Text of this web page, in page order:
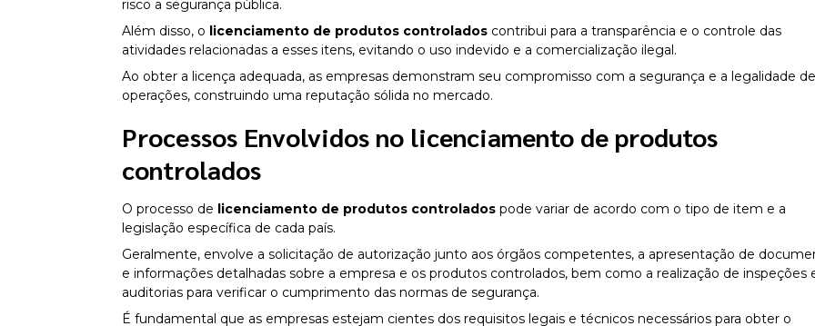
risco a segurança pública.
Além disso, o licenciamento de produtos controlados contribui para a transparência e o controle das
atividades relacionadas a esses itens, evitando o uso indevido e a comercialização ilegal.
Ao obter a licença adequada, as empresas demonstram seu compromisso com a segurança e a legalidade
operações, construindo uma reputação sólida no mercado.
Processos Envolvidos no licenciamento de produtos
controlados
O processo de licenciamento de produtos controlados pode variar de acordo com o tipo de item e a
legislação específica de cada país.
Geralmente, envolve a solicitação de autorização junto aos órgãos competentes, a apresentação de
e informações detalhadas sobre a empresa e os produtos controlados, bem como a realização de inspeções
auditorias para verificar o cumprimento das normas de segurança.
É fundamental que as empresas estejam cientes dos requisitos legais e técnicos necessários para obter o